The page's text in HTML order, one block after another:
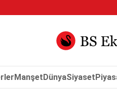
ManşetDünyaSiyaset